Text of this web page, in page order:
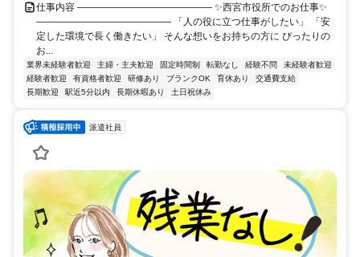
仕事内容 ―――――――――――――― ✨西宮市役所でのお仕事✨
―――――――――――――― 「人の役に立つ仕事がしたい」 「安
定した環境で長く働きたい」 そんな想いをお持ちの方に ぴったりの
お...
業界未経験者歓迎 主婦・主夫歓迎 固定時間制 転勤なし 経験不問
未経験者歓迎
経験者歓迎
有資格者歓迎 研修あり ブランクOK 育休あり
交通費支給
長期歓迎
駅近5分以内 長期休暇あり 土日祝休み
派遣社員